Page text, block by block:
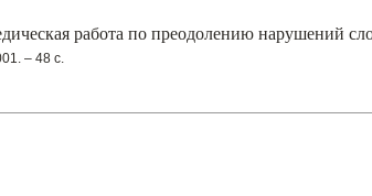
работа по преодолению нарушений
– 48 c.